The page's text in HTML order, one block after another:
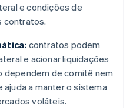
e condições de
contratos.
contratos podem
e acionar liquidações
dependem de comitê nem
ajuda a manter o sistema
voláteis.